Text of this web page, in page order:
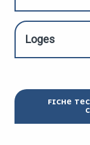
Loges
FICHE